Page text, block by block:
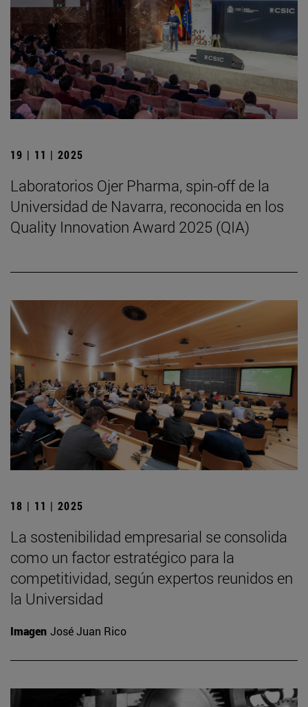
19 | 11 | 2025
Laboratorios Ojer Pharma, spin-off de la
Universidad de Navarra, reconocida en los
Quality Innovation Award 2025 (QIA)
18 | 11 | 2025
La sostenibilidad empresarial se consolida
como un factor estratégico para la
competitividad, según expertos reunidos en
la Universidad
Imagen José Juan Rico